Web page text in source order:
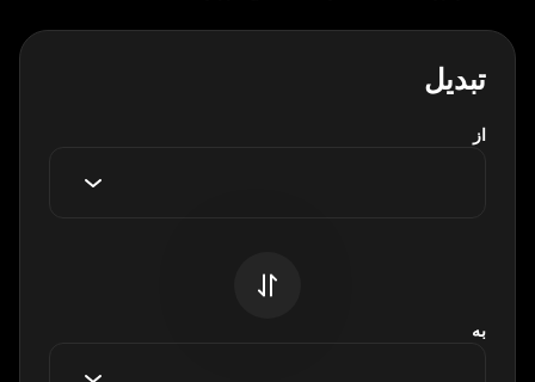
تبدیل
از
به